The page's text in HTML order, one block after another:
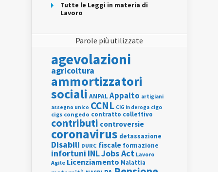
Tutte le Leggi in materia di
Lavoro
Parole più utilizzate
agevolazioni
agricoltura
ammortizzatori
sociali ANPALAppalto artigiani
assegno unico CCNL CIG in deroga cigo
cigs congedo contratto collettivo
contributi controversie
coronavirus detassazione
Disabili DURC fiscale formazione
infortuni INLJobs Act Lavoro
Agile Licenziamento Malattia